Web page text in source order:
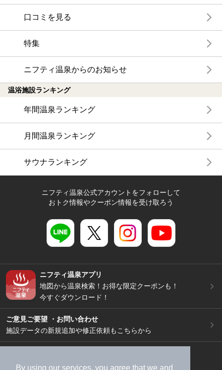
By using our services, you agree that we and
口コミを見る
特集
ニフティ温泉からのお知らせ
温浴施設ランキング
年間温泉ランキング
月間温泉ランキング
サウナランキング
ニフティ温泉公式アカウントをフォローして
おトク情報やクーポン情報を受け取ろう
ニフティ温泉アプリ
地図から温泉検索！お得な限定クーポンも！
今すぐダウンロード！
ご意見ご要望 ・お問い合わせ
施設データの新規追加や修正依頼もこちらから
加盟店募集（資料請求）
広告出稿のご案内